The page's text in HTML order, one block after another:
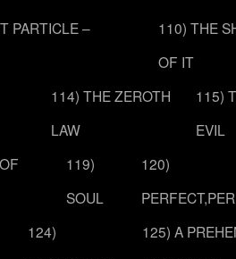
PARTICLE –
110) THE
OF IT
114) THE ZEROTH
LAW
115)
EVIL
119)
SOUL
120)
124)
125) A